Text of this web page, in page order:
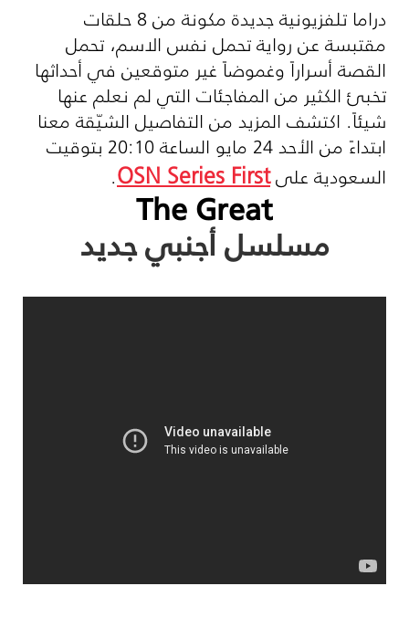
دراما تلفزيونية جديدة مكونة من 8 حلقات
مقتبسة عن رواية تحمل نفس الاسم، تحمل
القصة أسراراً وغموضاً غير متوقعين في أحداثها
تخبئ الكثير من المفاجئات التي لم نعلم عنها
شيئاً. اكتشف المزيد من التفاصيل الشيّقة معنا
ابتداءً من الأحد 24 مايو الساعة 20:10 بتوقيت
السعودية علىOSN Series First
.
The Great
مسلسل أجنبي جديد